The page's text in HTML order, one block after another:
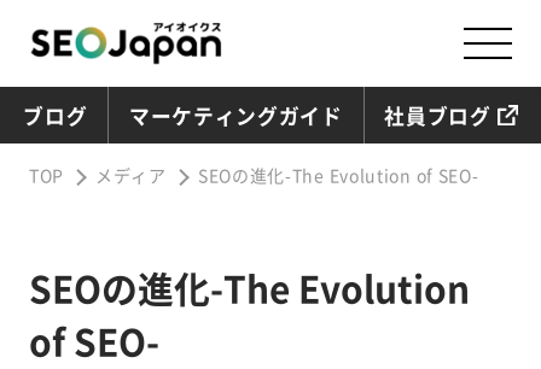
ブログ マーケティングガイド 社員ブログ
TOP メディア SEOの進化-The Evolution of SEO-
SEOの進化-The Evolution
of SEO-